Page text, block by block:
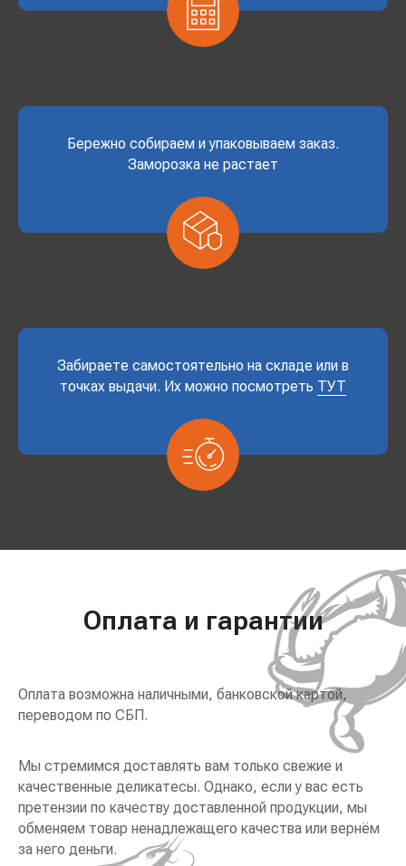
Бережно собираем и упаковываем заказ.
Заморозка не растает
Забираете самостоятельно на складе или в
точках выдачи. Их можно посмотреть ТУТ
Оплата и гарантии
Оплата возможна наличными, банковской картой,
переводом по СБП.
Мы стремимся доставлять вам только свежие и
качественные деликатесы. Однако, если у вас есть
претензии по качеству доставленной продукции, мы
обменяем товар ненадлежащего качества или вернём
за него деньги.